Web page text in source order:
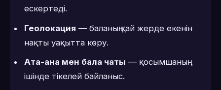
ескертеді.
Геолокация — баланың қай жерде екенін
нақты уақытта көру.
Ата-ана мен бала чаты — қосымшаның
ішінде тікелей байланыс.